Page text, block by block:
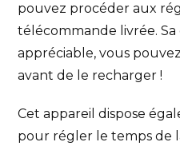
pouvez procéder aux
télécommande livrée.
appréciable, vous
avant de le recharger !
Cet appareil dispose
pour régler le temps de